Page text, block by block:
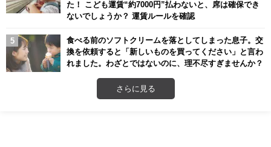
た！ こども運賃“約7000円”払わないと、席は確保でき
ないでしょうか？ 運賃ルールを確認
食べる前のソフトクリームを落としてしまった息子。交
換を依頼すると「新しいものを買ってください」と言わ
れました。わざとではないのに、理不尽すぎませんか？
さらに見る